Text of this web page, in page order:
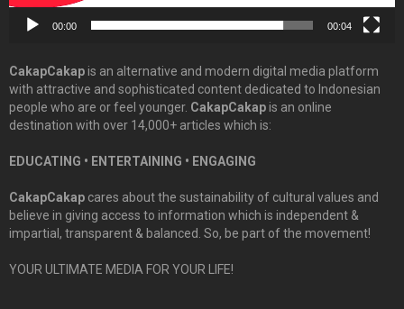
00:00 00:04
CakapCakapis an alternative and modern digital media platform
with attractive and sophisticated content dedicated to Indonesian
people who are or feel younger. CakapCakapis an online
destination with over 14,000+ articles which is:
EDUCATING • ENTERTAINING • ENGAGING
CakapCakap cares about the sustainability of cultural values and
believe in giving access to information which is independent &
impartial, transparent & balanced. So, be part of the movement!
YOUR ULTIMATE MEDIA FOR YOUR LIFE!